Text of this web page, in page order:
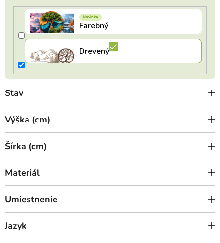
Stav
Výška (cm)
Šírka (cm)
Materiál
Umiestnenie
Jazyk